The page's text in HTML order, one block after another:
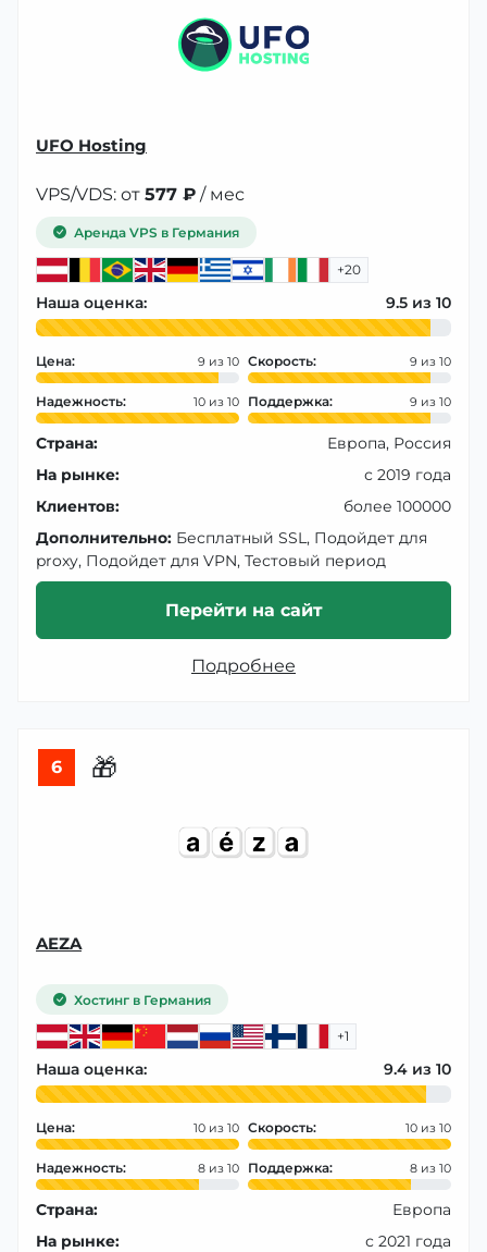
UFO Hosting
VPS/VDS: от 577 ₽ / мес
Аренда VPS в Германия
+20
Наша оценка: 9.5
Цена: 9 Скорость: 9
Надежность: 10 Поддержка: 9
Страна:
Европа, Россия
На рынке:
с 2019 года
Клиентов:
более 100000
Дополнительно: Бесплатный SSL, Подойдет для
proxy, Подойдет для VPN, Тестовый период
Перейти на сайт
Подробнее
6 🎁
AEZA
Хостинг в Германия
+1
Наша оценка: 9.4
Цена: 10 Скорость: 10
Надежность: 8 Поддержка: 8
Страна:
Европа
На рынке:
с 2021 года